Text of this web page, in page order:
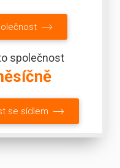
společnost
se sídlem